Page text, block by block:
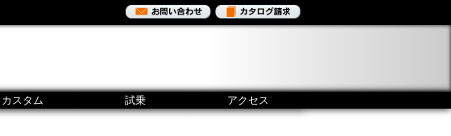
カスタム 試乗 アクセス